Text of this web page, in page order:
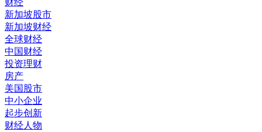
财经
新加坡股市
新加坡财经
全球财经
中国财经
投资理财
房产
美国股市
中小企业
起步创新
财经人物